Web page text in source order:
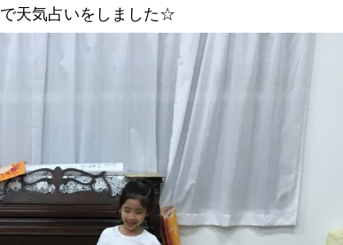
天気占いをしました☆